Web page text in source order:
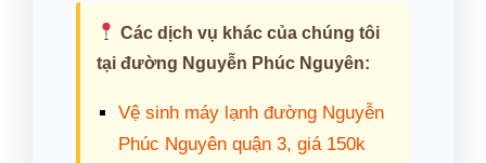
Các dịch vụ khác của chúng tôi
tại đường Nguyễn Phúc Nguyên:
Vệ sinh máy lạnh đường Nguyễn
Phúc Nguyên quận 3, giá 150k